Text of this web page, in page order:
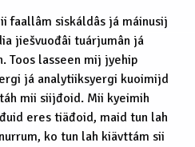
faallâm siskáldâs já máinusij
jiešvuođâi tuárjumân já
Toos lasseen mij jyehip
já analytiiksyergi kuoimijd
mii siijđoid. Mii kyeimih
eres tiäđoid, maid tun lah
ko tun lah kiävttám sii
Puoh vuoigâdvuođah